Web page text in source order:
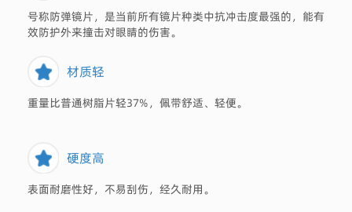
号称防弹镜片，是当前所有镜片种类中抗冲击度最强的，能有
效防护外来撞击对眼睛的伤害。
材质轻
重量比普通树脂片轻37%，佩带舒适、轻便。
硬度高
表面耐磨性好，不易刮伤，经久耐用。